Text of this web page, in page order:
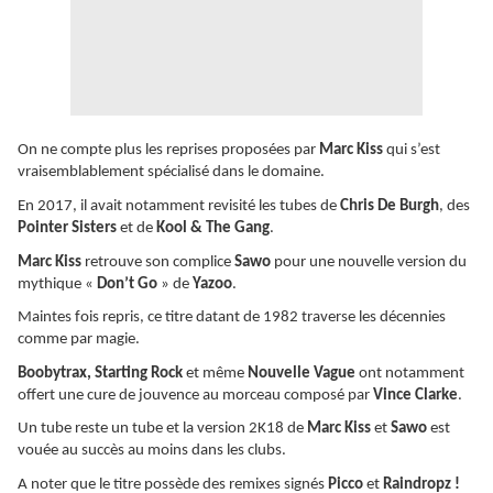
On ne compte plus les reprises proposées par Marc Kiss qui s’est
vraisemblablement spécialisé dans le domaine.
En 2017, il avait notamment revisité les tubes de Chris De Burgh, des
Pointer Sisters et de Kool & The Gang.
Marc Kiss retrouve son complice Sawo pour une nouvelle version du
mythique « Don’t Go » de Yazoo.
Maintes fois repris, ce titre datant de 1982 traverse les décennies
comme par magie.
Boobytrax, Starting Rock et même Nouvelle Vague ont notamment
offert une cure de jouvence au morceau composé par Vince Clarke.
Un tube reste un tube et la version 2K18 de Marc Kiss et Sawo est
vouée au succès au moins dans les clubs.
A noter que le titre possède des remixes signés Picco et Raindropz !